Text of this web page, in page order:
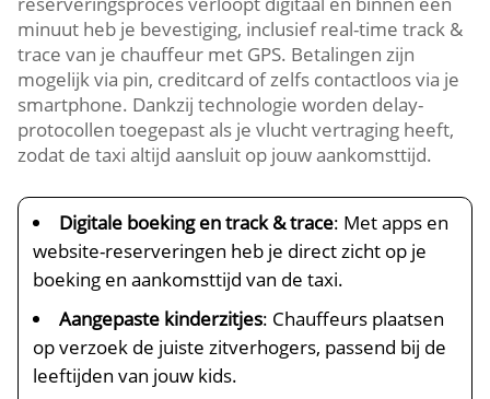
minuut heb je bevestiging, inclusief real-time track &
trace van je chauffeur met GPS. Betalingen zijn
mogelijk via pin, creditcard of zelfs contactloos via je
smartphone. Dankzij technologie worden delay-
protocollen toegepast als je vlucht vertraging heeft,
zodat de taxi altijd aansluit op jouw aankomsttijd.
Digitale boeking en track & trace: Met apps en
website-reserveringen heb je direct zicht op je
boeking en aankomsttijd van de taxi.
Aangepaste kinderzitjes: Chauffeurs plaatsen
op verzoek de juiste zitverhogers, passend bij de
leeftijden van jouw kids.